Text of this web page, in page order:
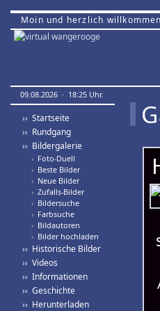
Moin und herzlich
09.08.2026 · 18:25 Uhr.
›› Startseite
›› Rundgang
›› Bildergalerie
› Foto-Duell
› Beste Bilder
› Neue Bilder
› Zufalls-Bilder
› Bildersuche
› Farbsuche
› Bildautoren
› Bilder hochladen
›› Historische Bilder
›› Videos
›› Informationen
›› Geschichte
›› Herunterladen